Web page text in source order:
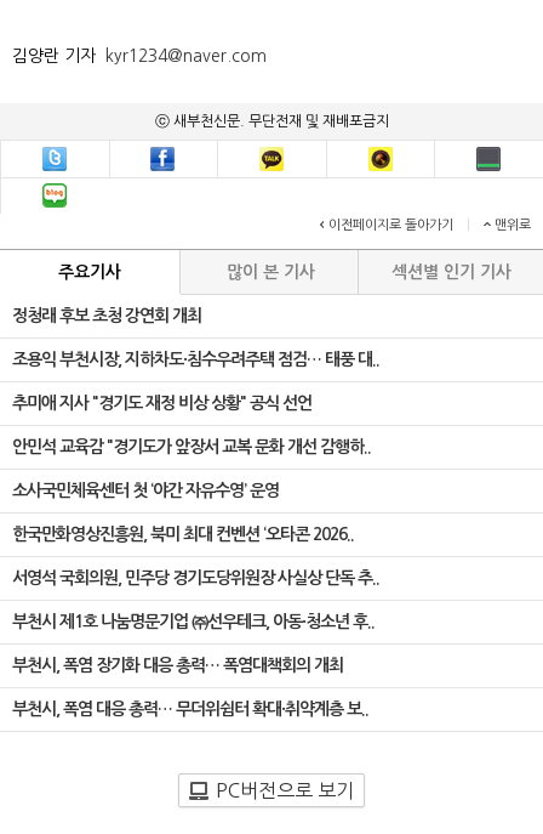
김양란 기자 kyr1234@naver.com
ⓒ 새부천신문. 무단전재 및 재배포금지
이전페이지로 돌아가기 맨위로
주요기사 많이 본 기사 섹션별 인기 기사
정청래 후보 초청 강연회 개최
조용익 부천시장, 지하차도·침수우려주택 점검… 태풍 대..
추미애 지사 "경기도 재정 비상 상황" 공식 선언
안민석 교육감 "경기도가 앞장서 교복 문화 개선 감행하..
소사국민체육센터 첫 ‘야간 자유수영’ 운영
한국만화영상진흥원, 북미 최대 컨벤션 ‘오타콘 2026..
서영석 국회의원, 민주당 경기도당위원장 사실상 단독 추..
부천시 제1호 나눔명문기업 ㈜선우테크, 아동·청소년 후..
부천시, 폭염 장기화 대응 총력… 폭염대책회의 개최
부천시, 폭염 대응 총력… 무더위쉼터 확대·취약계층 보..
PC버전으로 보기